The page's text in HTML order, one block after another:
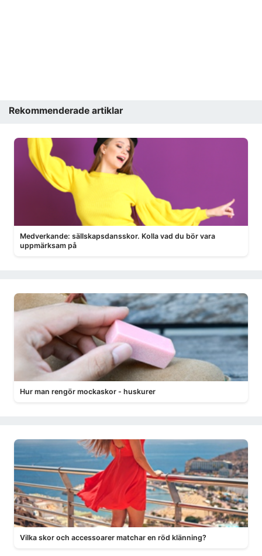
Rekommenderade artiklar
Medverkande: sällskapsdansskor. Kolla vad du bör vara
uppmärksam på
Hur man rengör mockaskor - huskurer
Vilka skor och accessoarer matchar en röd klänning?